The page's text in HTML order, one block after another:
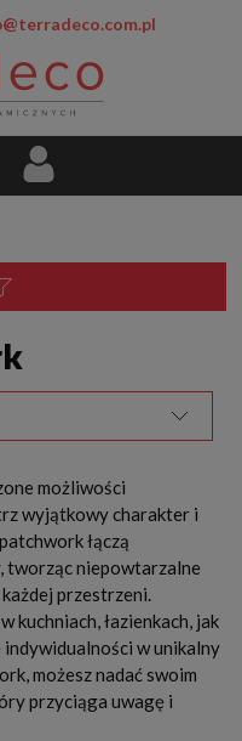
możliwości
wyjątkowy charakter i
łączą
tworząc niepowtarzalne
przestrzeni.
kuchniach, łazienkach, jak
indywidualności w unikalny
możesz nadać swoim
przyciąga uwagę i